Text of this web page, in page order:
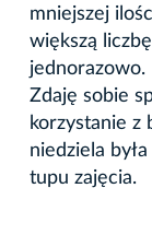
mniejszej
większą
jednorazowo.
Zdaję sobie
korzystanie z
niedziela
tupu zajęcia.